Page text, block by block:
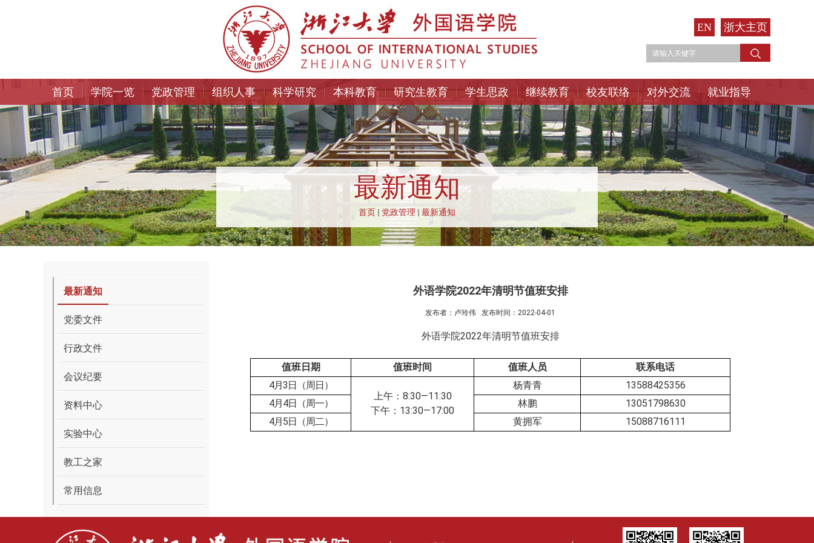
EN 浙大主页
首页 学院一览 党政管理 组织人事 科学研究 本科教育 研究生教育 学生思政 继续教育 校友联络 对外交流 就业指导
最新通知
首页 党政管理 最新通知
最新通知
党委文件
行政文件
会议纪要
资料中心
实验中心
教工之家
常用信息
外语学院2022年清明节值班安排
发布者：卢玲伟 发布时间：2022-04-01
外语学院2022年清明节值班安排
值班日期 值班时间 值班人员
联系电话
4月3日（周日）
上午： 8:30—11:30
下午： 13:30—17:00
杨青青
13588425356
4月4日（周一） 林鹏
13051798630
4月5日（周二） 黄拥军 15088716111